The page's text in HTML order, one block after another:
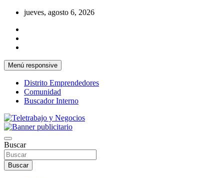
Saltar
contenido
jueves, agosto 6, 2026
Menú responsive
Distrito Emprendedores
Comunidad
Buscador Interno
Teletrabajo y Negocios
Buscar
Buscar